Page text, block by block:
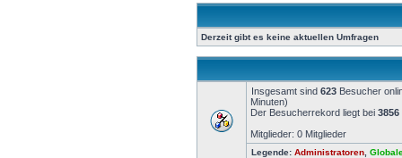
Derzeit gibt es keine aktuellen Umfragen
Insgesamt sind 623 Besucher
Minuten)
Der Besucherrekord liegt bei 3856
Mitglieder: 0 Mitglieder
Legende: Administratoren